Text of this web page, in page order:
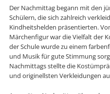
Der Nachmittag begann mit den
Schülern, die sich zahlreich
Kindheitshelden präsentierten.
Märchenfigur war die Vielfalt der
der Schule wurde zu einem
und Musik für gute Stimmung
Nachmittags stellte die
und originellsten Verkleidungen